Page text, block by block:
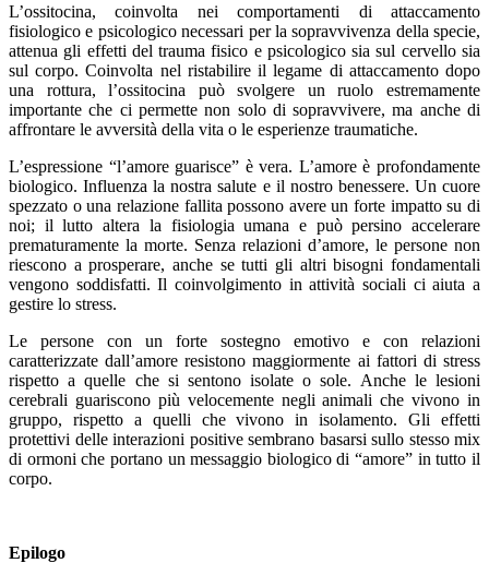
L’ossitocina, coinvolta nei comportamenti di attaccamento
fisiologico e psicologico necessari per la sopravvivenza della specie,
attenua gli effetti del trauma fisico e psicologico sia sul cervello sia
sul corpo. Coinvolta nel ristabilire il legame di attaccamento dopo
una rottura, l’ossitocina può svolgere un ruolo estremamente
importante che ci permette non solo di sopravvivere, ma anche di
affrontare le avversità della vita o le esperienze traumatiche.
L’espressione “l’amore guarisce” è vera. L’amore è profondamente
biologico. Influenza la nostra salute e il nostro benessere. Un cuore
spezzato o una relazione fallita possono avere un forte impatto su di
noi; il lutto altera la fisiologia umana e può persino accelerare
prematuramente la morte. Senza relazioni d’amore, le persone non
riescono a prosperare, anche se tutti gli altri bisogni fondamentali
vengono soddisfatti. Il coinvolgimento in attività sociali ci aiuta a
gestire lo stress.
Le persone con un forte sostegno emotivo e con relazioni
caratterizzate dall’amore resistono maggiormente ai fattori di stress
rispetto a quelle che si sentono isolate o sole. Anche le lesioni
cerebrali guariscono più velocemente negli animali che vivono in
gruppo, rispetto a quelli che vivono in isolamento. Gli effetti
protettivi delle interazioni positive sembrano basarsi sullo stesso mix
di ormoni che portano un messaggio biologico di “amore” in tutto il
corpo.
Epilogo